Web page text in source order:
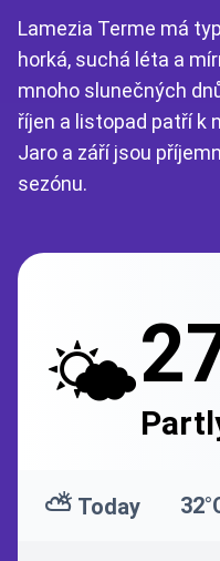
Lamezia Terme má
horká, suchá léta a
mnoho slunečných
říjen a listopad patří k
Jaro a září jsou
sezónu.
🌤️
⛅ Today